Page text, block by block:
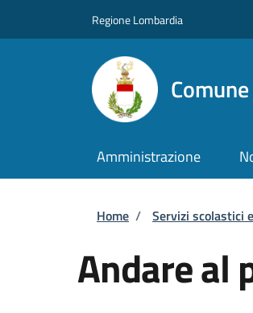
Regione Lombardia
Amministrazione
Briciole di
Home / Servizi scolastici
Andare al